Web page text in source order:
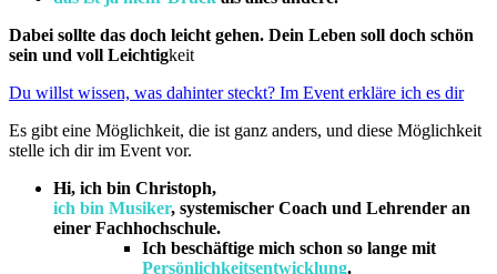
Dabei sollte das doch leicht gehen. Dein Leben soll doch schön
sein und voll Leichtigkeit
Du willst wissen, was dahinter steckt? Im Event erkläre ich es dir
Es gibt eine Möglichkeit, die ist ganz anders, und diese Möglichkeit
stelle ich dir im Event vor.
Hi, ich bin Christoph,
ich bin Musiker, systemischer Coach und Lehrender an
einer Fachhochschule.
Ich beschäftige mich schon so lange mit
Persönlichkeitsentwicklung.